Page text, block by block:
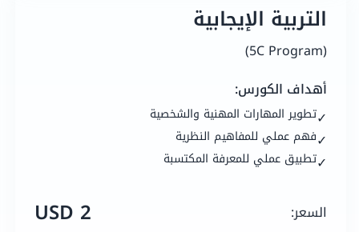
التربية الإيجابية
(5C Program)
أهداف الكورس:
✓تطوير المهارات المهنية والشخصية
✓فهم عملي للمفاهيم النظرية
✓تطبيق عملي للمعرفة المكتسبة
السعر: 2 USD